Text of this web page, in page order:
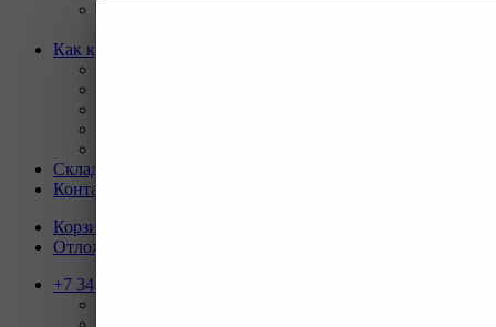
Как купить
Склады
Контакты
Корзина
Отложенные
+7 343 247-83-62